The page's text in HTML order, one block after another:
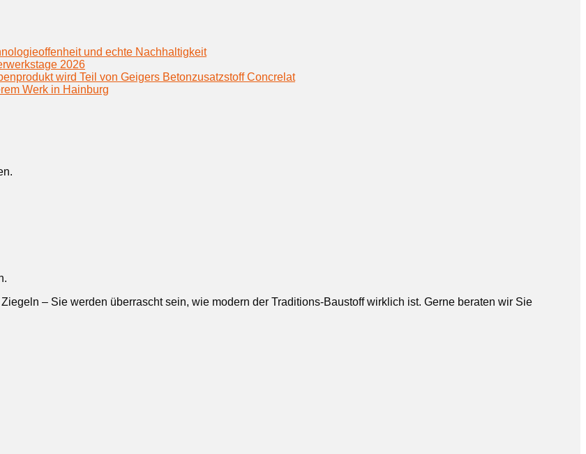
und echte Nachhaltigkeit
2026
wird Teil von Geigers Betonzusatzstoff Concrelat
Werk in Hainburg
– Sie werden überrascht sein, wie modern der Traditions-Baustoff wirklich ist. Gerne beraten wir Sie